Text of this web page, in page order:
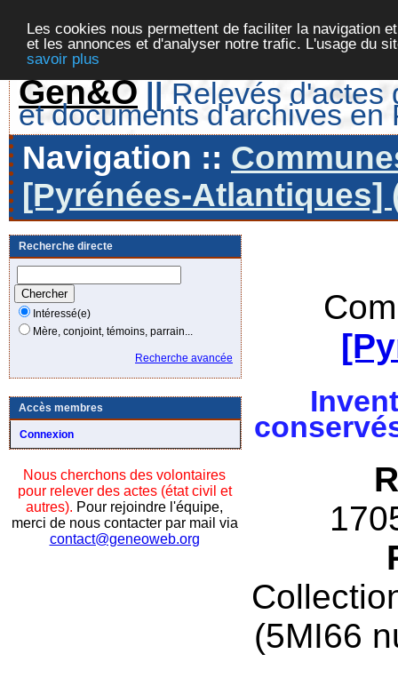
Les cookies nous permettent de faciliter la navigation
et les annonces et d'analyser notre trafic. L'usage du
savoir plus
Gen&O || Relevés d'actes
et documents d'archives en
Navigation ::
[Pyrénées-Atlantiques]
Recherche directe
Intéressé(e)
Mère, conjoint, témoins, parrain...
Recherche avancée
Accès membres
Connexion
Nous cherchons des volontaires
pour relever des actes (état civil et
autres). Pour rejoindre l'équipe,
merci de nous contacter par mail via
contact@geneoweb.org
(5MI66